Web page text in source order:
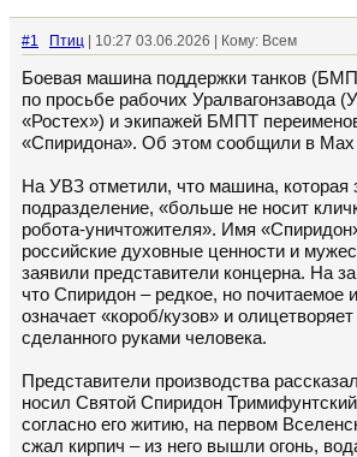
#1 Птиц | 10:27 03.06.2026 | Кому: Всем
Боевая машина поддержки танков
по просьбе рабочих Уралвагонзавода
«Ростех») и экипажей БМПТ
«Спиридона». Об этом сообщили в Мах
На УВЗ отметили, что машина, которая
подразделение, «больше не носит
робота-уничтожителя». Имя
российские духовные ценности и
заявили представители концерна. На
что Спиридон – редкое, но почитаемое
означает «короб/кузов» и
сделанного руками человека.
Представители производства
носил Святой Спиридон
согласно его житию, на первом
сжал кирпич – из него вышли огонь,